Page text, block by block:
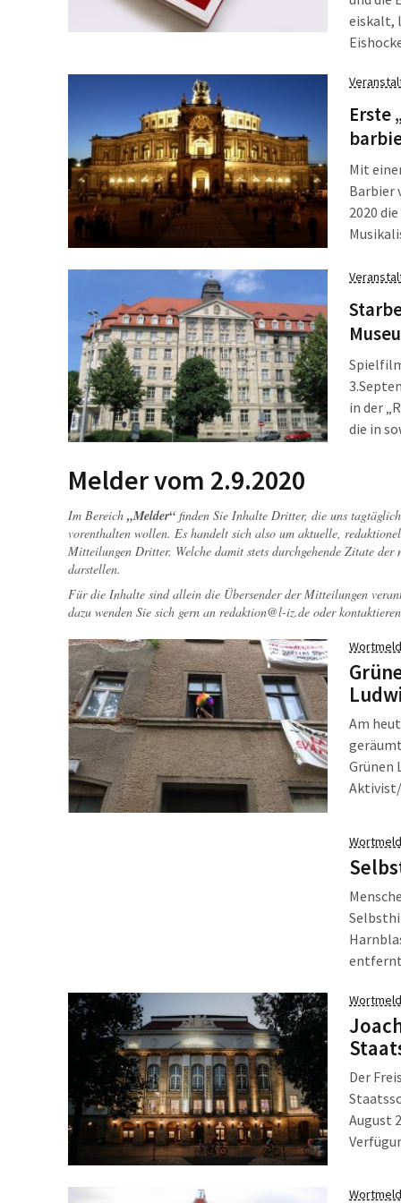
eiskalt,
und
sind,
zwölf zu
Erste
Mit
Barbier
2020
und
Rosina.
in der
die in
und
Melder vom 2.9.2020
Im Bereich „Melder“ finden Sie Inhalte Dritter, die uns
vorenthalten wollen. Es handelt sich also um aktuelle,
Mitteilungen Dritter. Welche damit stets durchgehende Zitate
darstellen.
Für die Inhalte sind allein die Übersender der Mitteilungen
dazu wenden Sie sich gern an redaktion@l-iz.de oder
Am
Grünen
entfernt
Der
August